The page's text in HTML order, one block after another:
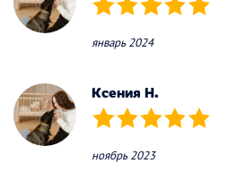
(*) (*) (*) (*) (*)
январь 2024
Ксения Н.
(*) (*) (*) (*) (*)
ноябрь 2023